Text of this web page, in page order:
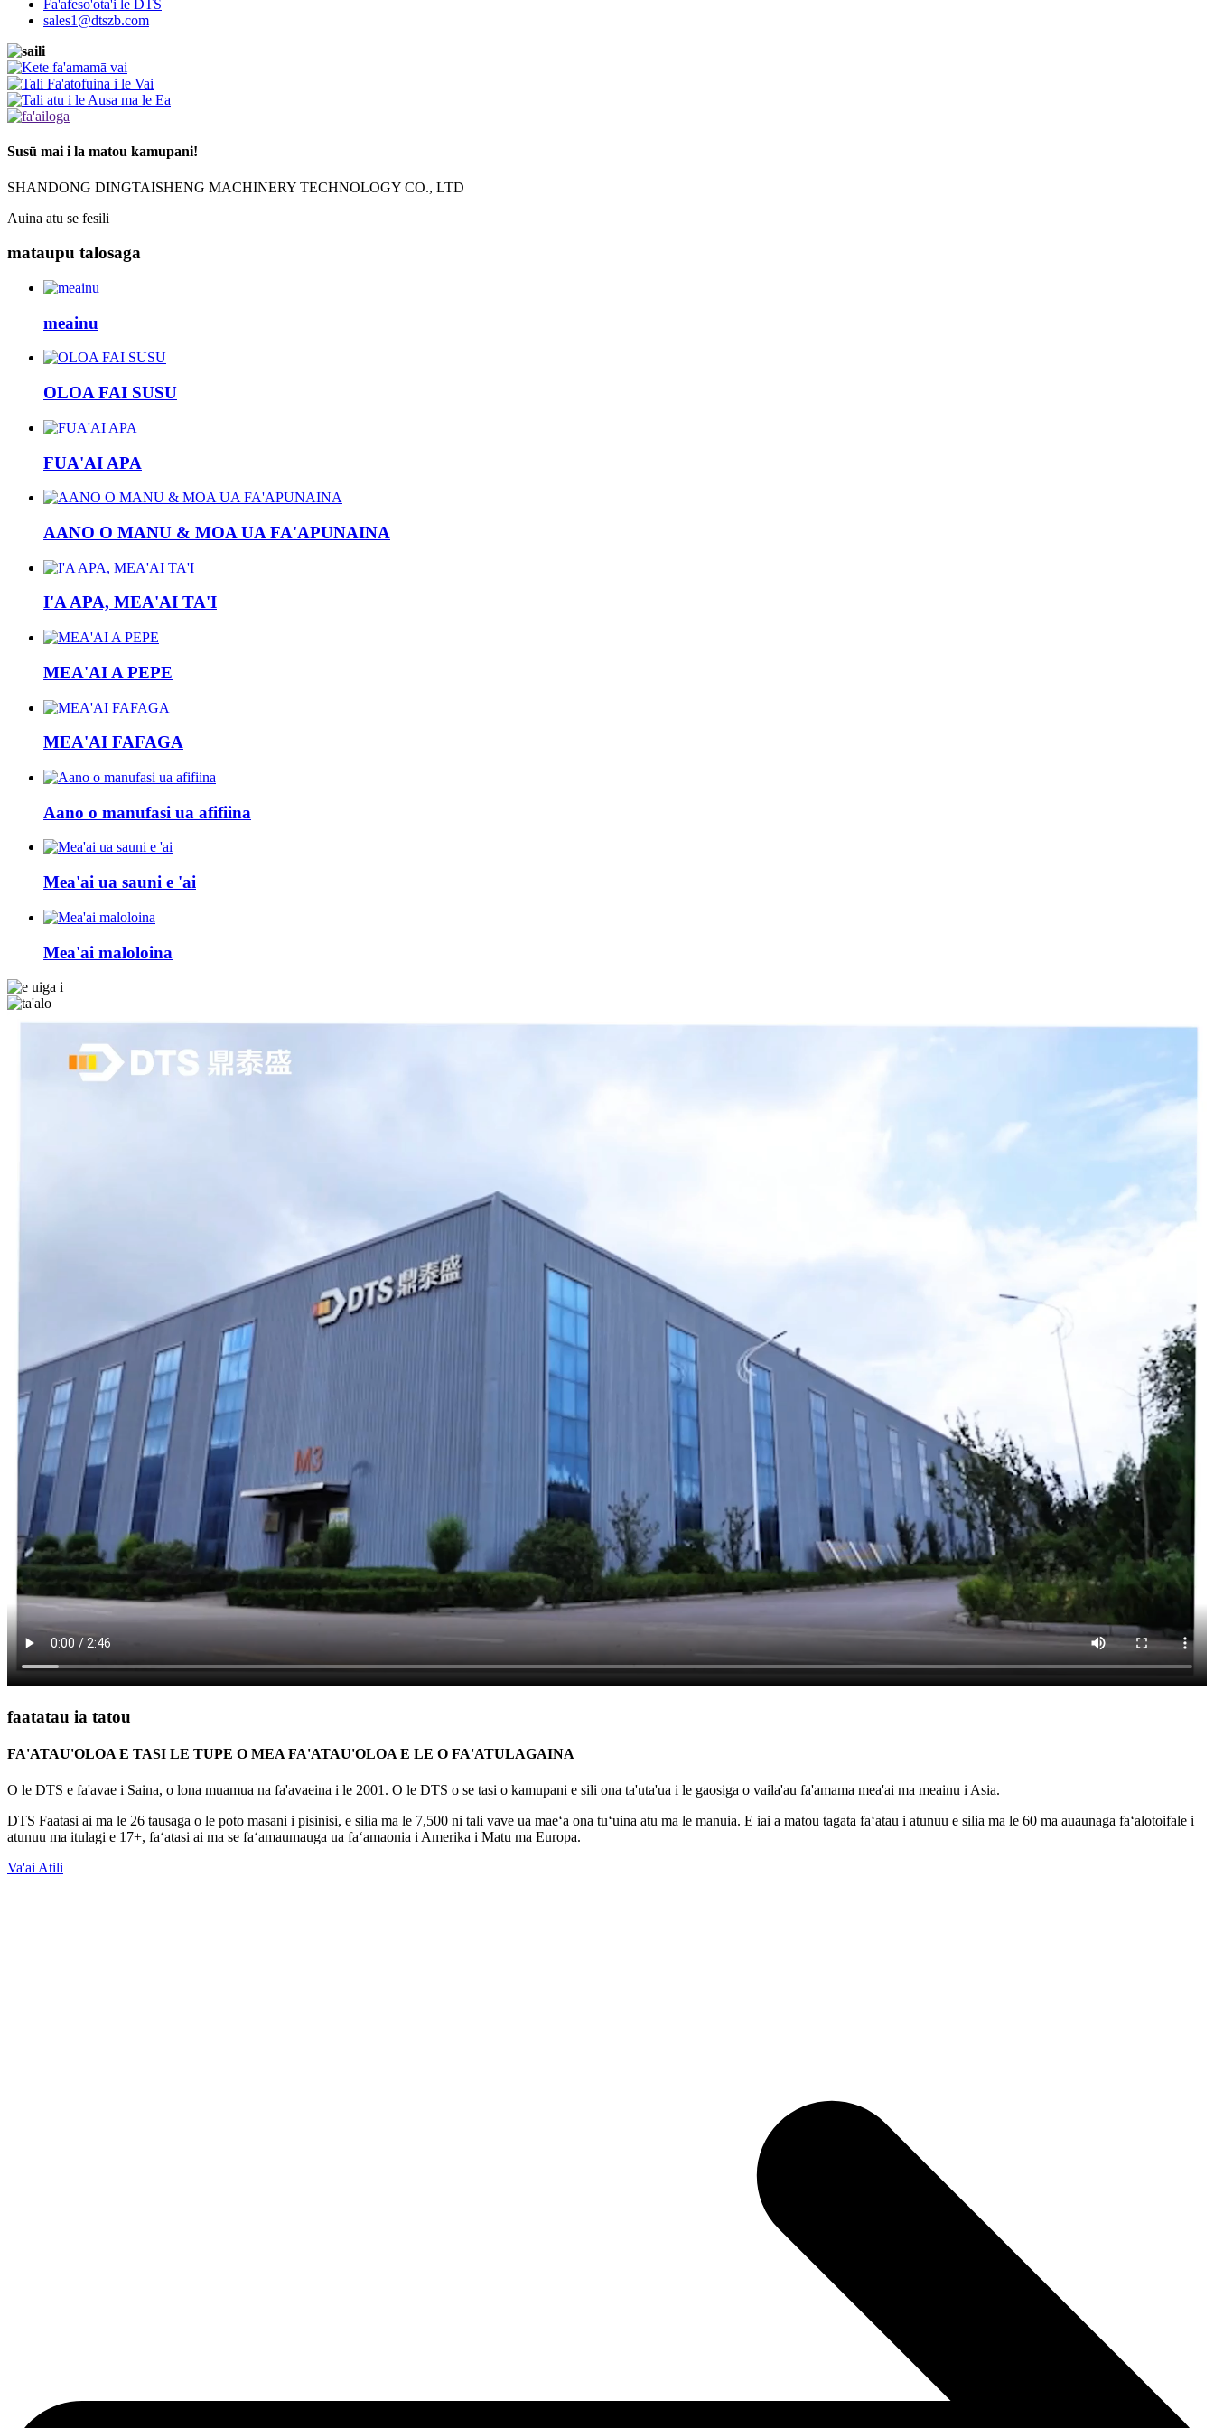
Fa'afeso'ota'i le DTS
sales1@dtszb.com
Susū mai i la matou kamupani!
SHANDONG DINGTAISHENG MACHINERY TECHNOLOGY CO., LTD
Auina atu se fesili
mataupu talosaga
meainu
OLOA FAI SUSU
FUA'AI APA
AANO O MANU & MOA UA FA'APUNAINA
I'A APA, MEA'AI TA'I
MEA'AI A PEPE
MEA'AI FAFAGA
Aano o manufasi ua afifiina
Mea'ai ua sauni e 'ai
Mea'ai maloloina
faatatau ia tatou
FA'ATAU'OLOA E TASI LE TUPE O MEA FA'ATAU'OLOA E LE O FA'ATULAGAINA
O le DTS e fa'avae i Saina, o lona muamua na fa'avaeina i le 2001. O le DTS o se tasi o kamupani e sili ona ta'uta'ua i le gaosiga o vaila'au fa'amama mea'ai ma meainu i Asia.
DTS Faatasi ai ma le 26 tausaga o le poto masani i pisinisi, e silia ma le 7,500 ni tali vave ua maeʻa ona tuʻuina atu ma le manuia. E iai a matou tagata faʻatau i atunuu e silia ma le 60 ma auaunaga faʻalotoifale i
atunuu ma itulagi e 17+, faʻatasi ai ma se faʻamaumauga ua faʻamaonia i Amerika i Matu ma Europa.
Va'ai Atili